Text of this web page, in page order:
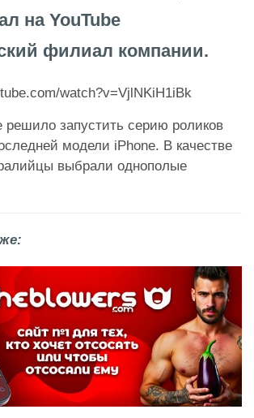
на YouTube
филиал компании.
watch?v=VjlNKiH1iBk
решило запустить серию роликов
модели iPhone. В качестве
выбрали однополые